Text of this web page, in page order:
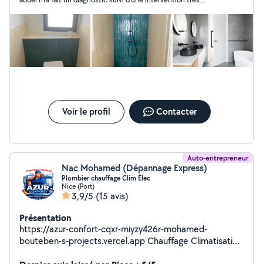
des meubles Cuisine/SDB/WC. Les disponibilités sont
adaptés selon le cas de figure. rigoureux, sérieux,
ponctuelle ayant le sens du détails, ont vous
accompagne dos vos rénovation ainsi que dans la
création de salles d'eaux. Prêt à faire de belle chose
avec vous.
problème urgent merci abdel !
Voir le profil Contacter
Auto-entrepreneur
Nac Mohamed (Dépannage Express)
Plombier chauffage Clim Élec
Nice (Port)
3,9/5 (15 avis)
Présentation
https://azur-confort-cqxr-miyzy426r-mohamed-
bouteben-s-projects.vercel.app Chauffage Climatisation